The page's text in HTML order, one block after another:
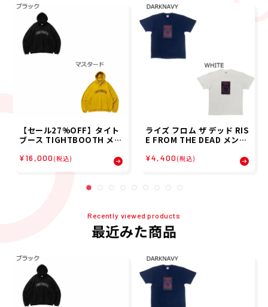
【セール27%OFF】タイト
ブース TIGHTBOOTH メン
ィ COLLEGE HOODIE SS2
¥16,000 (税込)
ライズ フロム ザ デッド RIS
E FROM THE DEAD メンズ
THE HAIR ZOMBIE T SHI
RTS 17341R020004 26SP
¥4,400 (税込)
Recently viewed products
最近みた商品